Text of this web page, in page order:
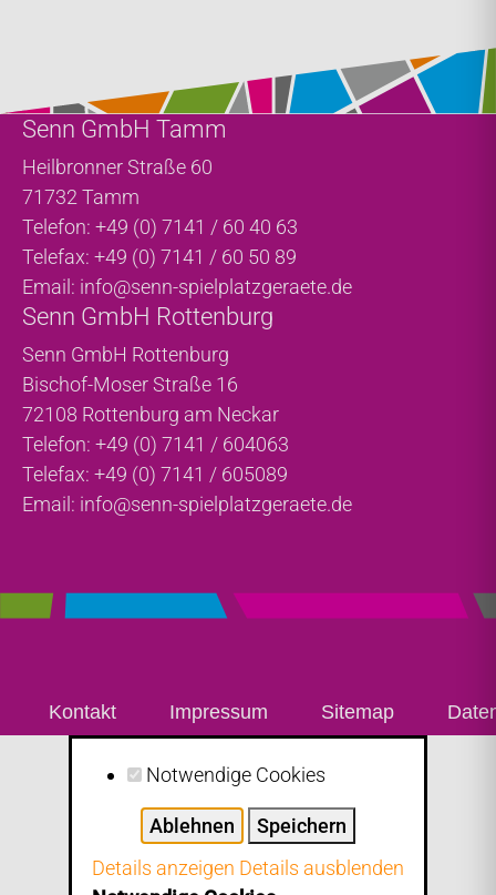
Senn GmbH Tamm
Heilbronner Straße 60
71732 Tamm
Telefon: +49 (0) 7141 / 60 40 63
Telefax: +49 (0) 7141 / 60 50 89
Email: info@senn-spielplatzgeraete.de
Senn GmbH Rottenburg
Senn GmbH Rottenburg
Bischof-Moser Straße 16
72108 Rottenburg am Neckar
Telefon: +49 (0) 7141 / 604063
Telefax: +49 (0) 7141 / 605089
Email: info@senn-spielplatzgeraete.de
Kontakt Impressum Sitemap
Notwendige Cookies
Ablehnen
Speichern
Details anzeigen Details ausblenden